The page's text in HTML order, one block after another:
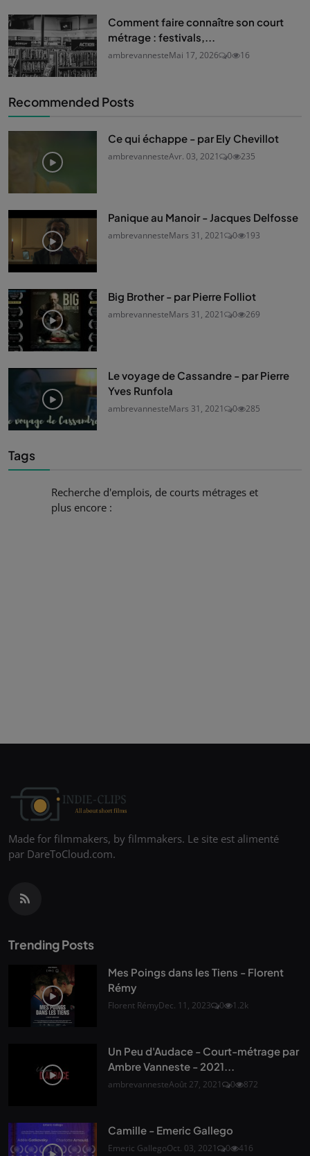
Comment faire connaître son court
métrage : festivals,...
ambrevannesteMai 17, 2026 0 16
Recommended Posts
Ce qui échappe - par Ely Chevillot
ambrevannesteAvr. 03, 2021 0 235
Panique au Manoir - Jacques Delfosse
ambrevannesteMars 31, 2021 0 193
Big Brother - par Pierre Folliot
ambrevannesteMars 31, 2021 0 269
Le voyage de Cassandre - par Pierre
Yves Runfola
ambrevannesteMars 31, 2021 0 285
Tags
Recherche d'emplois, de courts métrages et
plus encore :
Made for filmmakers, by filmmakers. Le site est alimenté
par DareToCloud.com.
Trending Posts
Mes Poings dans les Tiens - Florent
Rémy
Florent RémyDec. 11, 2023 0 1.2k
Un Peu d'Audace - Court-métrage par
Ambre Vanneste - 2021...
ambrevannesteAoût 27, 2021 0 872
Camille - Emeric Gallego
Emeric GallegoOct. 03, 2021 0 416